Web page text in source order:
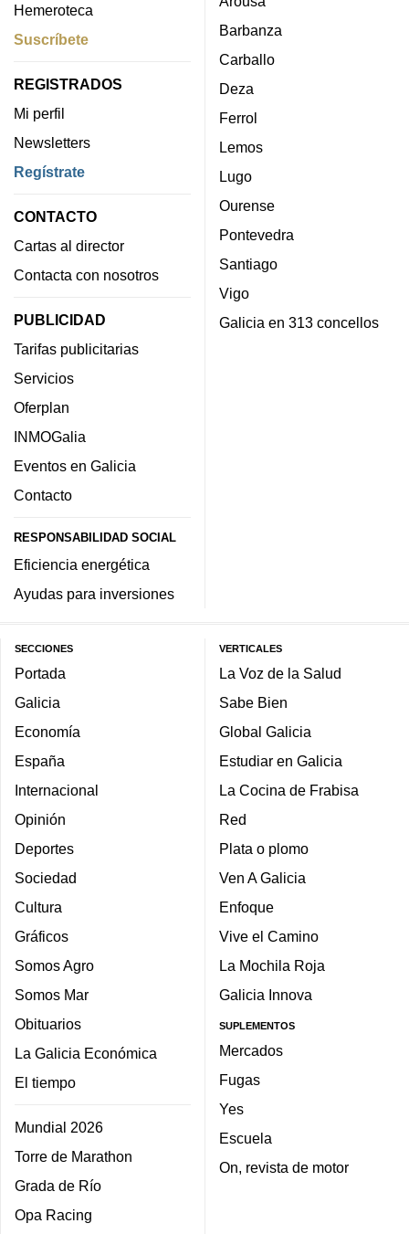
Hemeroteca
Suscríbete
REGISTRADOS
Mi perfil
Newsletters
Regístrate
CONTACTO
Cartas al director
Contacta con nosotros
PUBLICIDAD
Tarifas publicitarias
Servicios
Oferplan
INMOGalia
Eventos en Galicia
Contacto
RESPONSABILIDAD SOCIAL
Eficiencia energética
Ayudas para inversiones
Barbanza
Carballo
Deza
Ferrol
Lemos
Lugo
Ourense
Pontevedra
Santiago
Vigo
Galicia en 313 concellos
SECCIONES
Portada
Galicia
Economía
España
Internacional
Opinión
Deportes
Sociedad
Cultura
Gráficos
Somos Agro
Somos Mar
Obituarios
La Galicia Económica
El tiempo
Mundial 2026
Torre de Marathon
Grada de Río
Opa Racing
VERTICALES
La Voz de la Salud
Sabe Bien
Global Galicia
Estudiar en Galicia
La Cocina de Frabisa
Red
Plata o plomo
Ven A Galicia
Enfoque
Vive el Camino
La Mochila Roja
Galicia Innova
SUPLEMENTOS
Mercados
Fugas
Yes
Escuela
On, revista de motor